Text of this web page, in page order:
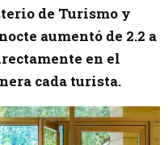
de Turismo y
aumentó de 2.2 a
en el
cada turista.